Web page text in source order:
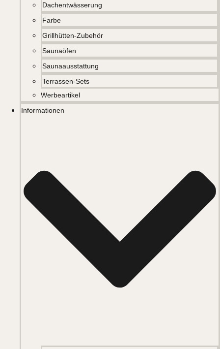
Dachentwässerung
Farbe
Grillhütten-Zubehör
Saunaöfen
Saunaausstattung
Terrassen-Sets
Werbeartikel
Informationen